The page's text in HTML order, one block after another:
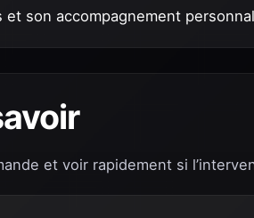
son accompagnement
et voir rapidement si